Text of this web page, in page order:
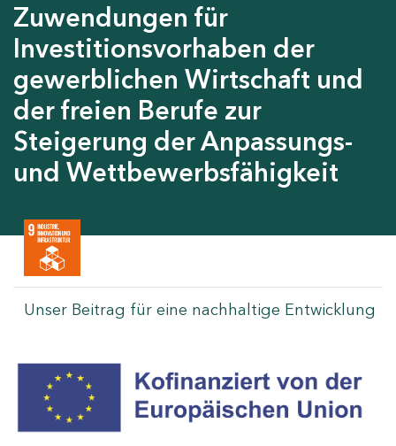
Zuwendungen für
Investitionsvorhaben der
gewerblichen Wirtschaft und
der freien Berufe zur
Steigerung der Anpassungs-
und Wettbewerbsfähigkeit
Unser Beitrag für eine nachhaltige Entwicklung